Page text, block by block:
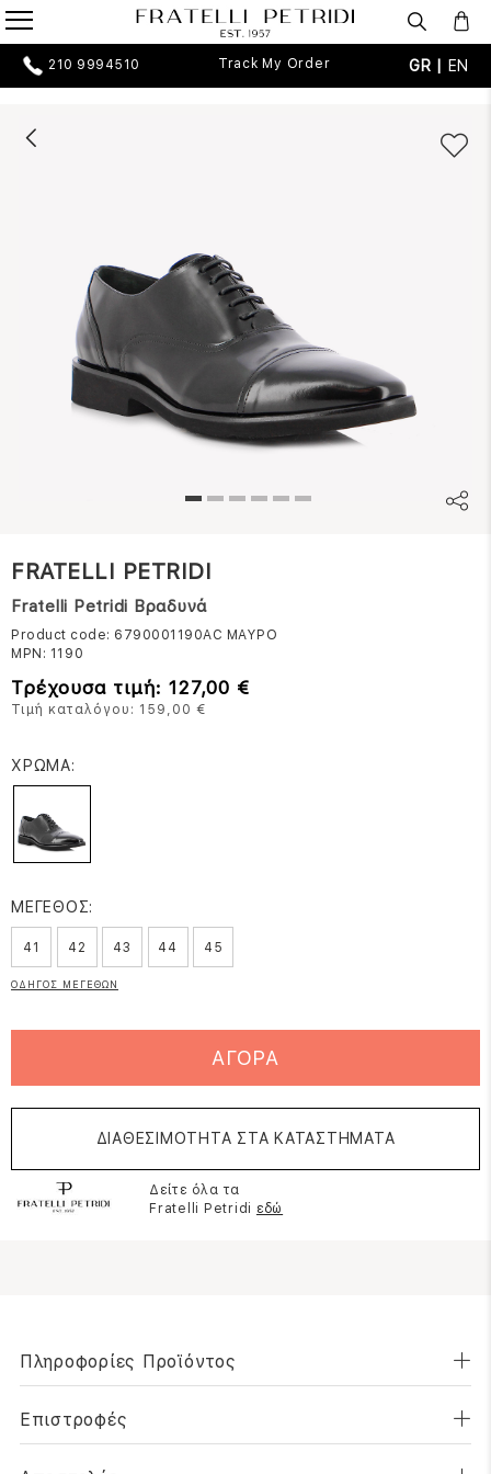
210 9994510 Track My Order GR | EN
FRATELLI PETRIDI
Fratelli Petridi Βραδυνά
Product code: 6790001190AC ΜΑΥΡΟ
MPN: 1190
Τρέχουσα τιμή: 127,00 €
Τιμή καταλόγου: 159,00 €
ΧΡΩΜΑ:
ΜΕΓΕΘΟΣ:
41 42 43 44 45
ΟΔΗΓΟΣ ΜΕΓΕΘΩΝ
ΑΓΟΡΑ
ΔΙΑΘΕΣΙΜΟΤΗΤΑ ΣΤΑ ΚΑΤΑΣΤΗΜΑΤΑ
Δείτε όλα τα
Fratelli Petridi εδώ
Πληροφορίες Προϊόντος
Επιστροφές